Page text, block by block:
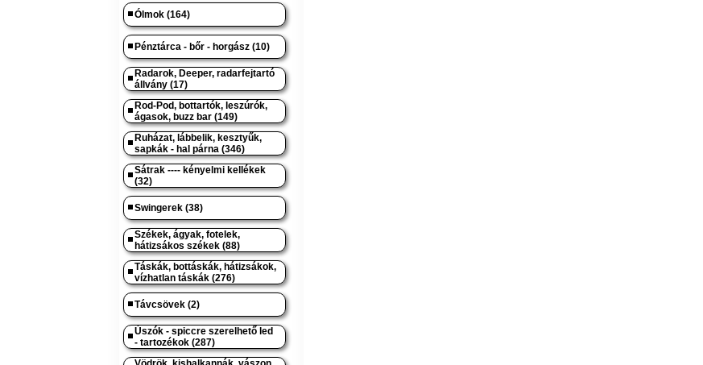
Ólmok (164)
Pénztárca - bőr - horgász (10)
Radarok, Deeper, radarfejtartó
állvány (17)
Rod-Pod, bottartók, leszúrók,
ágasok, buzz bar (149)
Ruházat, lábbelik, kesztyűk,
sapkák - hal párna (346)
Sátrak ---- kényelmi kellékek
(32)
Swingerek (38)
Székek, ágyak, fotelek,
hátizsákos székek (88)
Táskák, bottáskák, hátizsákok,
vízhatlan táskák (276)
Távcsövek (2)
Úszók - spiccre szerelhető led
- tartozékok (287)